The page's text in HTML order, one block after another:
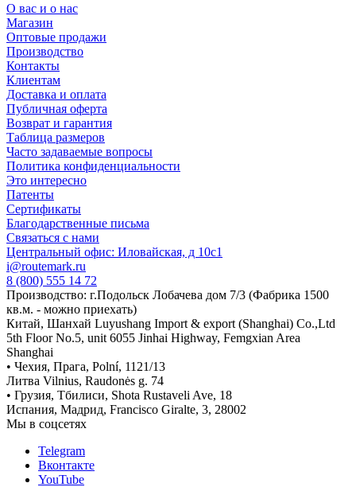
О вас и о нас
Магазин
Оптовые продажи
Производство
Контакты
Клиентам
Доставка и оплата
Публичная оферта
Возврат и гарантия
Таблица размеров
Часто задаваемые вопросы
Политика конфиденциальности
Это интересно
Патенты
Сертификаты
Благодарственные письма
Связаться с нами
Центральный офис: Иловайская, д 10с1
i@routemark.ru
8 (800) 555 14 72
Производство: г.Подольск Лобачева дом 7/3 (Фабрика 1500
кв.м. - можно приехать)
Китай, Шанхай Luyushang Import & export (Shanghai) Co.,Ltd
5th Floor No.5, unit 6055 Jinhai Highway, Femgxian Area
Shanghai
• Чехия, Прага, Polní, 1121/13
Литва Vilnius, Raudonės g. 74
• Грузия, Тбилиси, Shota Rustaveli Ave, 18
Испания, Мадрид, Francisco Giralte, 3, 28002
Мы в соцсетях
Telegram
Вконтакте
YouTube